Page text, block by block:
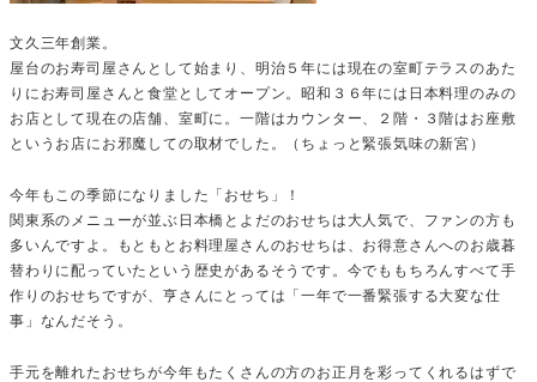
文久三年創業。
屋台のお寿司屋さんとして始まり、明治５年には現在の室町テラスのあた
りにお寿司屋さんと食堂としてオープン。昭和３６年には日本料理のみの
お店として現在の店舗、室町に。一階はカウンター、２階・３階はお座敷
というお店にお邪魔しての取材でした。（ちょっと緊張気味の新宮）
今年もこの季節になりました「おせち」！
関東系のメニューが並ぶ日本橋とよだのおせちは大人気で、ファンの方も
多いんですよ。もともとお料理屋さんのおせちは、お得意さんへのお歳暮
替わりに配っていたという歴史があるそうです。今でももちろんすべて手
作りのおせちですが、亨さんにとっては「一年で一番緊張する大変な仕
事」なんだそう。
手元を離れたおせちが今年もたくさんの方のお正月を彩ってくれるはずで